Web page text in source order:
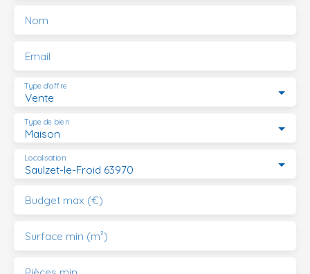
Nom
Email
Vente
Type d'offre
Maison
Type de bien
Saulzet-le-Froid 63970
Localisation
Budget max (€)
Surface min (m²)